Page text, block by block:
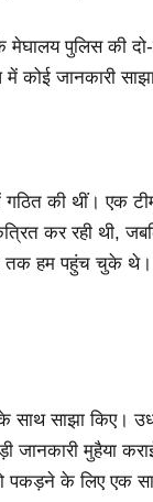
मेघालय पुलिस की
कोई जानकारी
गठित की थीं। एक
कर रही थी,
तक हम पहुंच चुके थे।
साझा किए।
मुहैया
को पकड़ने के लिए